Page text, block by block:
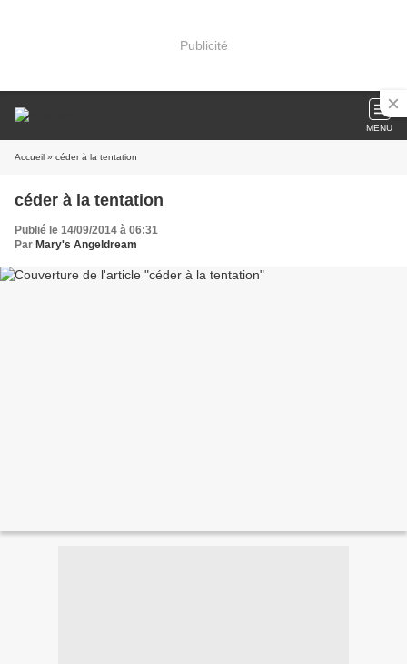
Publicité
MENU
Accueil » céder à la tentation
céder à la tentation
Publié le 14/09/2014 à 06:31
Par Mary's Angeldream